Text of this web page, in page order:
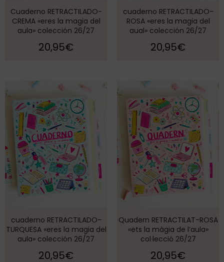
Cuaderno RETRACTILADO-
CREMA «eres la magia del
aula» colección 26/27
20,95€
cuaderno RETRACTILADO-
ROSA «eres la magia del
aual» colección 26/27
20,95€
cuaderno RETRACTILADO-
TURQUESA «eres la magia del
aula» colección 26/27
20,95€
Quadern RETRACTILAT-ROSA
«ets la màgia de l’aula»
col·lecció 26/27
20,95€